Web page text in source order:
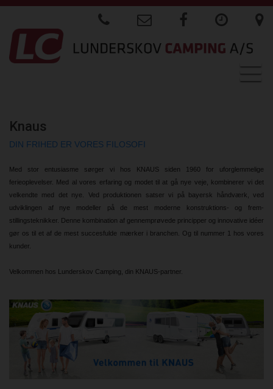
Knaus
DIN FRIHED ER VORES FILOSOFI
Med stor entusiasme sørger vi hos KNAUS siden 1960 for uforglemmelige
ferieoplevelser. Med al vores erfaring og modet til at gå nye veje, kombinerer vi det
velkendte med det nye. Ved produktionen satser vi på bayersk håndværk, ved
udviklingen af nye modeller på de mest moderne konstruktions- og frem-
stillingsteknikker. Denne kombination af gennemprøvede principper og innovative idéer
gør os til et af de mest succesfulde mærker i branchen. Og til nummer 1 hos vores
kunder.
Velkommen hos Lunderskov Camping, din KNAUS-partner.